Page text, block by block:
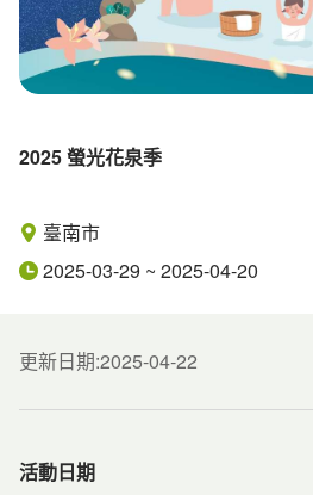
2025 螢光花泉季
臺南市
2025-03-29 ~ 2025-04-20
更新日期:2025-04-22
活動日期